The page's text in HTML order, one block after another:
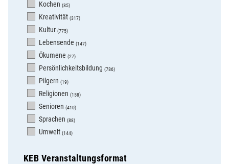
Kochen (85)
Kreativität (317)
Kultur (775)
Lebensende (147)
Ökumene (27)
Persönlichkeitsbildung (786)
Pilgern (19)
Religionen (158)
Senioren (410)
Sprachen (88)
Umwelt (144)
KEB Veranstaltungsformat